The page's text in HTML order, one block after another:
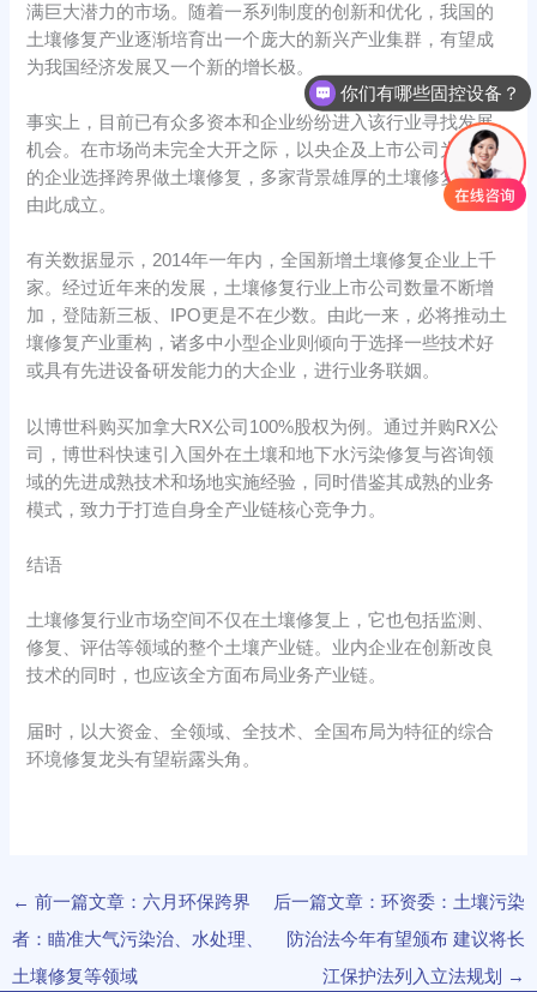
满巨大潜力的市场。随着一系列制度的创新和优化，我国的
土壤修复产业逐渐培育出一个庞大的新兴产业集群，有望成
为我国经济发展又一个新的增长极。
事实上，目前已有众多资本和企业纷纷进入该行业寻找发展
机会。在市场尚未完全大开之际，以央企及上市公司为代表
的企业选择跨界做土壤修复，多家背景雄厚的土壤修复公司
由此成立。
有关数据显示，2014年一年内，全国新增土壤修复企业上千
家。经过近年来的发展，土壤修复行业上市公司数量不断增
加，登陆新三板、IPO更是不在少数。由此一来，必将推动土
壤修复产业重构，诸多中小型企业则倾向于选择一些技术好
或具有先进设备研发能力的大企业，进行业务联姻。
以博世科购买加拿大RX公司100%股权为例。通过并购RX公
司，博世科快速引入国外在土壤和地下水污染修复与咨询领
域的先进成熟技术和场地实施经验，同时借鉴其成熟的业务
模式，致力于打造自身全产业链核心竞争力。
结语
土壤修复行业市场空间不仅在土壤修复上，它也包括监测、
修复、评估等领域的整个土壤产业链。业内企业在创新改良
技术的同时，也应该全方面布局业务产业链。
届时，以大资金、全领域、全技术、全国布局为特征的综合
环境修复龙头有望崭露头角。
← 前一篇文章：六月环保跨界
者：瞄准大气污染治、水处理、
土壤修复等领域
后一篇文章：环资委：土壤污染
防治法今年有望颁布 建议将长
江保护法列入立法规划
→
你们有哪些固控设备？